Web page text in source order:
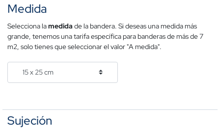
Medida
Selecciona lamedida de la bandera. Si deseas una medida más
grande, tenemos una tarifa específica para banderas de más de 7
m2, solo tienes que seleccionar el valor "A medida".
Sujeción